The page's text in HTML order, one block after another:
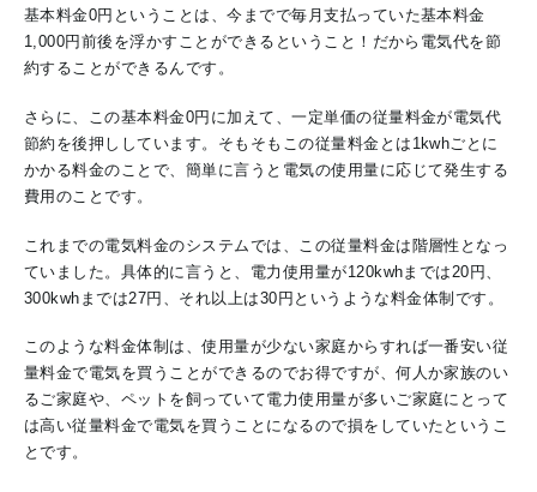
基本料金0円ということは、今までで毎月支払っていた基本料金
1,000円前後を浮かすことができるということ！だから電気代を節
約することができるんです。
さらに、この基本料金0円に加えて、一定単価の従量料金が電気代
節約を後押ししています。そもそもこの従量料金とは1kwhごとに
かかる料金のことで、簡単に言うと電気の使用量に応じて発生する
費用のことです。
これまでの電気料金のシステムでは、この従量料金は階層性となっ
ていました。具体的に言うと、電力使用量が120kwhまでは20円、
300kwhまでは27円、それ以上は30円というような料金体制です。
このような料金体制は、使用量が少ない家庭からすれば一番安い従
量料金で電気を買うことができるのでお得ですが、何人か家族のい
るご家庭や、ペットを飼っていて電力使用量が多いご家庭にとって
は高い従量料金で電気を買うことになるので損をしていたというこ
とです。